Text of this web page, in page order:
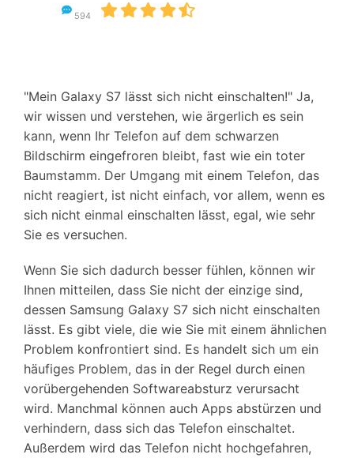
594
"Mein Galaxy S7 lässt sich nicht einschalten!" Ja,
wir wissen und verstehen, wie ärgerlich es sein
kann, wenn Ihr Telefon auf dem schwarzen
Bildschirm eingefroren bleibt, fast wie ein toter
Baumstamm. Der Umgang mit einem Telefon, das
nicht reagiert, ist nicht einfach, vor allem, wenn es
sich nicht einmal einschalten lässt, egal, wie sehr
Sie es versuchen.
Wenn Sie sich dadurch besser fühlen, können wir
Ihnen mitteilen, dass Sie nicht der einzige sind,
dessen Samsung Galaxy S7 sich nicht einschalten
lässt. Es gibt viele, die wie Sie mit einem ähnlichen
Problem konfrontiert sind. Es handelt sich um ein
häufiges Problem, das in der Regel durch einen
vorübergehenden Softwareabsturz verursacht
wird. Manchmal können auch Apps abstürzen und
verhindern, dass sich das Telefon einschaltet.
Außerdem wird das Telefon nicht hochgefahren,